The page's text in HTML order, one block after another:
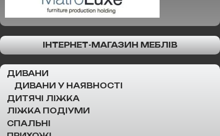
ІНТЕРНЕТ-МАГАЗИН МЕБЛІВ
ДИВАНИ
ДИВАНИ У НАЯВНОСТІ
ДИТЯЧІ ЛІЖКА
ЛІЖКА ПОДІУМИ
СПАЛЬНІ